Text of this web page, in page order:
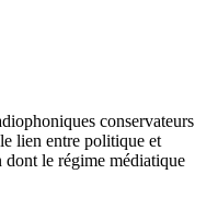
conservateurs
lien entre politique et
dont le régime médiatique